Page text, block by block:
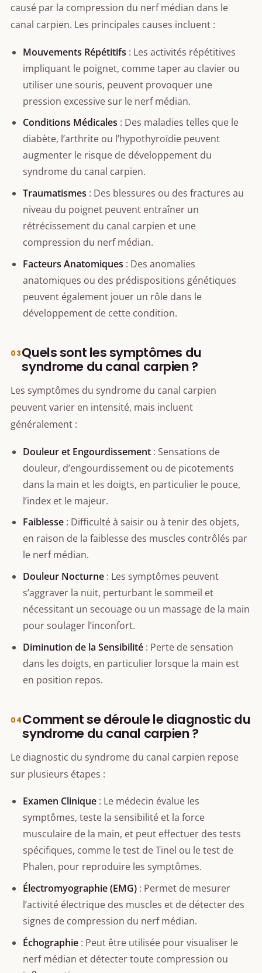
causé par la compression du nerf médian dans le
canal carpien. Les principales causes incluent :
Mouvements Répétitifs : Les activités répétitives
impliquant le poignet, comme taper au clavier ou
utiliser une souris, peuvent provoquer une
pression excessive sur le nerf médian.
Conditions Médicales : Des maladies telles que le
diabète, l’arthrite ou l’hypothyroïdie peuvent
augmenter le risque de développement du
syndrome du canal carpien.
Traumatismes : Des blessures ou des fractures au
niveau du poignet peuvent entraîner un
rétrécissement du canal carpien et une
compression du nerf médian.
Facteurs Anatomiques : Des anomalies
anatomiques ou des prédispositions génétiques
peuvent également jouer un rôle dans le
développement de cette condition.
Quels sont les symptômes du
syndrome du canal carpien ?
Les symptômes du syndrome du canal carpien
peuvent varier en intensité, mais incluent
généralement :
Douleur et Engourdissement : Sensations de
douleur, d’engourdissement ou de picotements
dans la main et les doigts, en particulier le pouce,
l’index et le majeur.
Faiblesse : Difficulté à saisir ou à tenir des objets,
en raison de la faiblesse des muscles contrôlés par
le nerf médian.
Douleur Nocturne : Les symptômes peuvent
s’aggraver la nuit, perturbant le sommeil et
nécessitant un secouage ou un massage de la main
pour soulager l’inconfort.
Diminution de la Sensibilité : Perte de sensation
dans les doigts, en particulier lorsque la main est
en position repos.
Comment se déroule le diagnostic du
syndrome du canal carpien ?
Le diagnostic du syndrome du canal carpien repose
sur plusieurs étapes :
Examen Clinique : Le médecin évalue les
symptômes, teste la sensibilité et la force
musculaire de la main, et peut effectuer des tests
spécifiques, comme le test de Tinel ou le test de
Phalen, pour reproduire les symptômes.
Électromyographie (EMG) : Permet de mesurer
l’activité électrique des muscles et de détecter des
signes de compression du nerf médian.
Échographie : Peut être utilisée pour visualiser le
nerf médian et détecter toute compression ou